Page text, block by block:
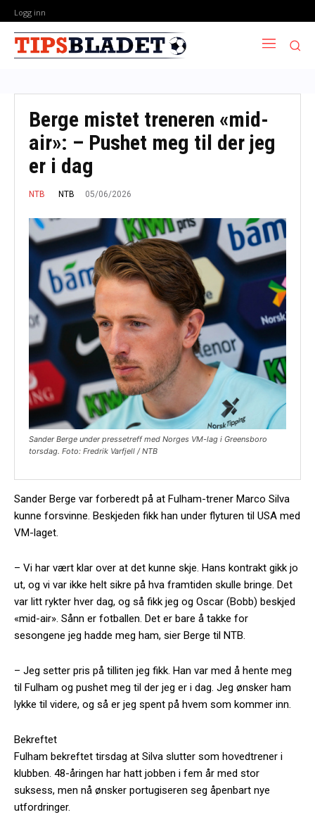
Logg inn
Berge mistet treneren «mid-
air»: – Pushet meg til der jeg
er i dag
NTB NTB 05/06/2026
Sander Berge under pressetreff med Norges VM-lag i Greensboro
torsdag. Foto: Fredrik Varfjell / NTB
Sander Berge var forberedt på at Fulham-trener Marco Silva
kunne forsvinne. Beskjeden fikk han under flyturen til USA med
VM-laget.
– Vi har vært klar over at det kunne skje. Hans kontrakt gikk jo
ut, og vi var ikke helt sikre på hva framtiden skulle bringe. Det
var litt rykter hver dag, og så fikk jeg og Oscar (Bobb) beskjed
«mid-air». Sånn er fotballen. Det er bare å takke for
sesongene jeg hadde meg ham, sier Berge til NTB.
– Jeg setter pris på tilliten jeg fikk. Han var med å hente meg
til Fulham og pushet meg til der jeg er i dag. Jeg ønsker ham
lykke til videre, og så er jeg spent på hvem som kommer inn.
Bekreftet
Fulham bekreftet tirsdag at Silva slutter som hovedtrener i
klubben. 48-åringen har hatt jobben i fem år med stor
suksess, men nå ønsker portugiseren seg åpenbart nye
utfordringer.